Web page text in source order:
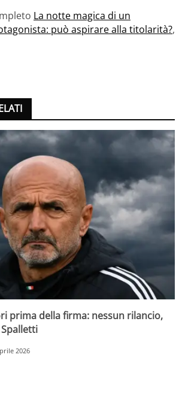
La notte magica di un
può aspirare alla titolarità?,
prima della firma: nessun rilancio,
2026